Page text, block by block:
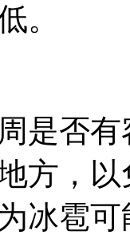
。
是否
方，
冰雹